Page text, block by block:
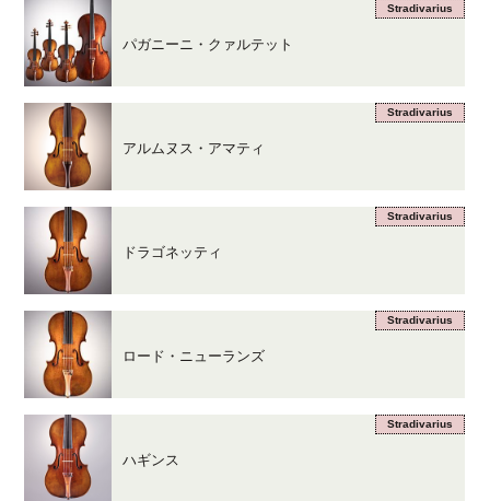
Stradivarius
パガニーニ・クァルテット
Stradivarius
アルムヌス・アマティ
Stradivarius
ドラゴネッティ
Stradivarius
ロード・ニューランズ
Stradivarius
ハギンス